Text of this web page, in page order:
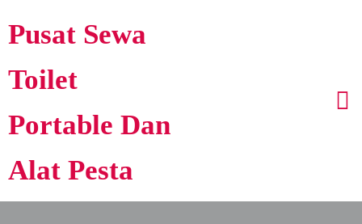
Pusat Sewa
Toilet
Portable Dan
Alat Pesta